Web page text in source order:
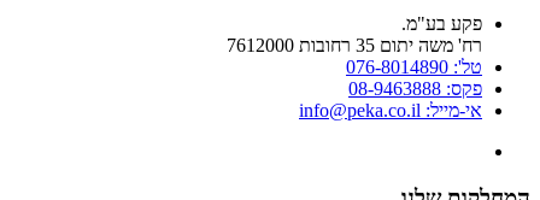
פקע בע"מ.
רח' משה יתום 35 רחובות 7612000
טל': 076-8014890
פקס: 08-9463888
אי-מייל: info@peka.co.il